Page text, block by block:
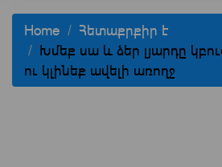
Home
Հետաքրքիր է
Խմեք սա և ձեր լյարդը
ու կլինեք ավելի առողջ